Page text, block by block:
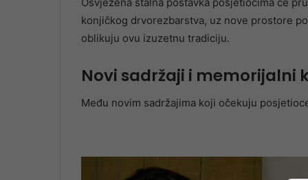
konjičkog drvorezbarstva, uz nove prostore
oblikuju ovu izuzetnu tradiciju.
Novi sadržaji i memorijalni
Među novim sadržajima koji očekuju